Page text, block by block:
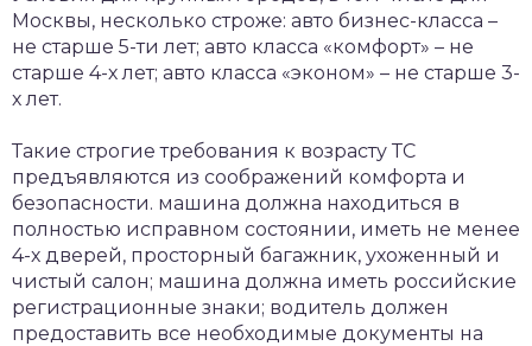
Москвы, несколько строже: авто бизнес-класса –
не старше 5-ти лет; авто класса «комфорт» – не
старше 4-х лет; авто класса «эконом» – не старше 3-
х лет.
Такие строгие требования к возрасту ТС
предъявляются из соображений комфорта и
безопасности. машина должна находиться в
полностью исправном состоянии, иметь не менее
4-х дверей, просторный багажник, ухоженный и
чистый салон; машина должна иметь российские
регистрационные знаки; водитель должен
предоставить все необходимые документы на